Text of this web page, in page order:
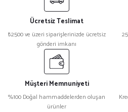
Ücretsiz Teslimat
₺2500 ve üzeri siparişlerinizde ücretsiz
gönderi imkanı
Müşteri Memnuniyeti
%100 Doğal hammaddelerden oluşan
ürünler